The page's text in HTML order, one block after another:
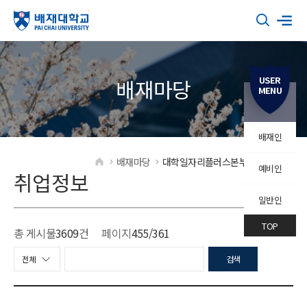
배재마당
취업정보HOME
배재마당 대학일자리플러스본부 취업정보
총 게시물3609건 페이지455/361
검색
USER
MENU
배재인
예비인
일반인
TOP